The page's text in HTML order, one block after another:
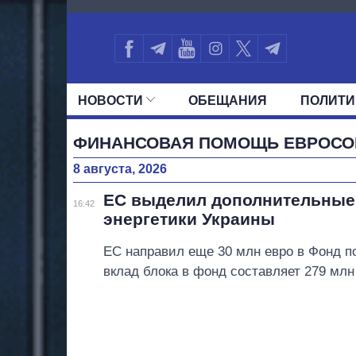
4301
НОВОСТИ ОБЕЩАНИЯ
ВСЕ ПОЛИТИКИ ПРЕЗИДЕНТ И
ФИНАНСОВАЯ ПОМОЩЬ
8 августа, 2026
16:42
ЕС выделил
энергетики Украины
ЕС направил еще 30 млн евро в Фонд
вклад блока в фонд составляет 279